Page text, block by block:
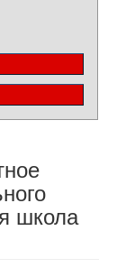
школа